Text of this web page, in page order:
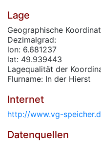
Lage
Geographische
Dezimalgrad:
lon: 6.681237
lat: 49.939443
Lagequalität der
Flurname: In der Hierst
Internet
http://www.vg-
Datenquellen